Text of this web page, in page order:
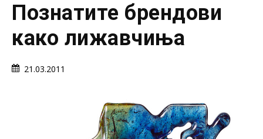
Познатите брендови
како лижавчиња
21.03.2011